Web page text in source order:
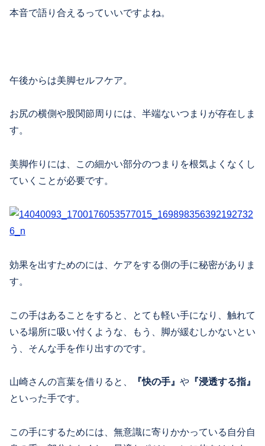
本音で語り合えるっていいですよね。
午後からは美脚セルフケア。
お尻の横側や股関節周りには、半端ないつまりが存在しま
す。
美脚作りには、この細かい部分のつまりを根気よくなくし
ていくことが必要です。
効果を出すためのには、ケアをする側の手に秘密がありま
す。
この手はあることをすると、とても軽い手になり、触れて
いる場所に吸い付くような、もう、脚が緩むしかないとい
う、そんな手を作り出すのです。
山崎さんの言葉を借りると、 『快の手』 や 『浸透する指』
といった手です。
この手にするためには、無意識に寄りかかっている自分自